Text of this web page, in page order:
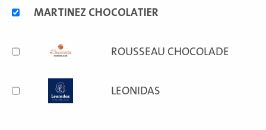
formulesMARTINEZ CHOCOLATIER
ROUSSEAU CHOCOLADE
LEONIDAS